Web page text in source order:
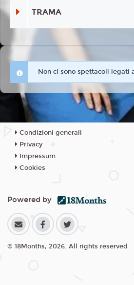
TRAMA
Non ci sono spettacoli legati
Condizioni generali
Privacy
Impressum
Cookies
Powered by
© 18Months, 2026. All rights reserved